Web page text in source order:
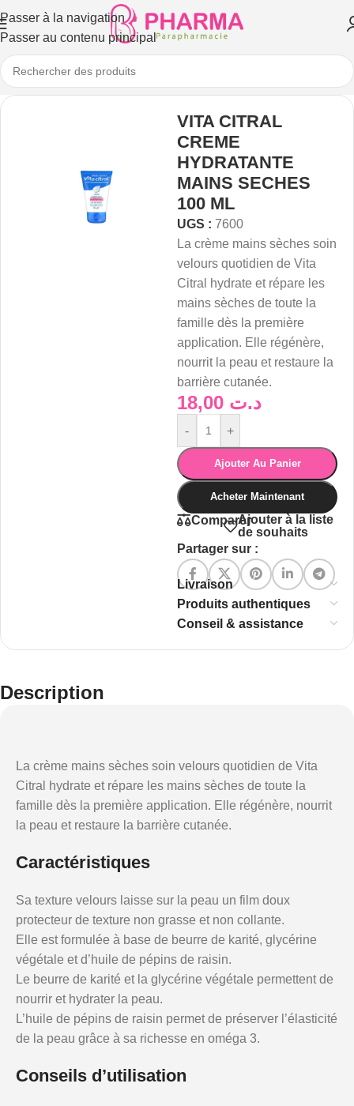
Passer à la navigation
Passer au contenu principal
VITA CITRAL
CREME
HYDRATANTE
MAINS SECHES
100 ML
UGS : 7600
La crème mains sèches soin
velours quotidien de Vita
Citral hydrate et répare les
mains sèches de toute la
famille dès la première
application. Elle régénère,
nourrit la peau et restaure la
barrière cutanée.
د.ت
- +
Ajouter Au Panier
Acheter Maintenant
ComparerAjouter à la liste
de souhaits
Partager sur :
Livraison
Produits authentiques
Conseil & assistance
Description
La crème mains sèches soin velours quotidien de Vita
Citral hydrate et répare les mains sèches de toute la
famille dès la première application. Elle régénère, nourrit
la peau et restaure la barrière cutanée.
Caractéristiques
Sa texture velours laisse sur la peau un film doux
protecteur de texture non grasse et non collante.
Elle est formulée à base de beurre de karité, glycérine
végétale et d’huile de pépins de raisin.
Le beurre de karité et la glycérine végétale permettent de
nourrir et hydrater la peau.
L’huile de pépins de raisin permet de préserver l’élasticité
de la peau grâce à sa richesse en oméga 3.
Conseils d’utilisation